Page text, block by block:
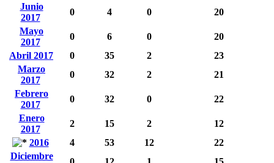
Junio
2017
0 4 0
20
Mayo
2017
0 6 0
20
Abril 2017
0 35 2
23
Marzo
2017
0 32 2
21
Febrero
2017
0 32 0
22
Enero
2017
2 15 2
12
2016
4 53 12
22
Diciembre